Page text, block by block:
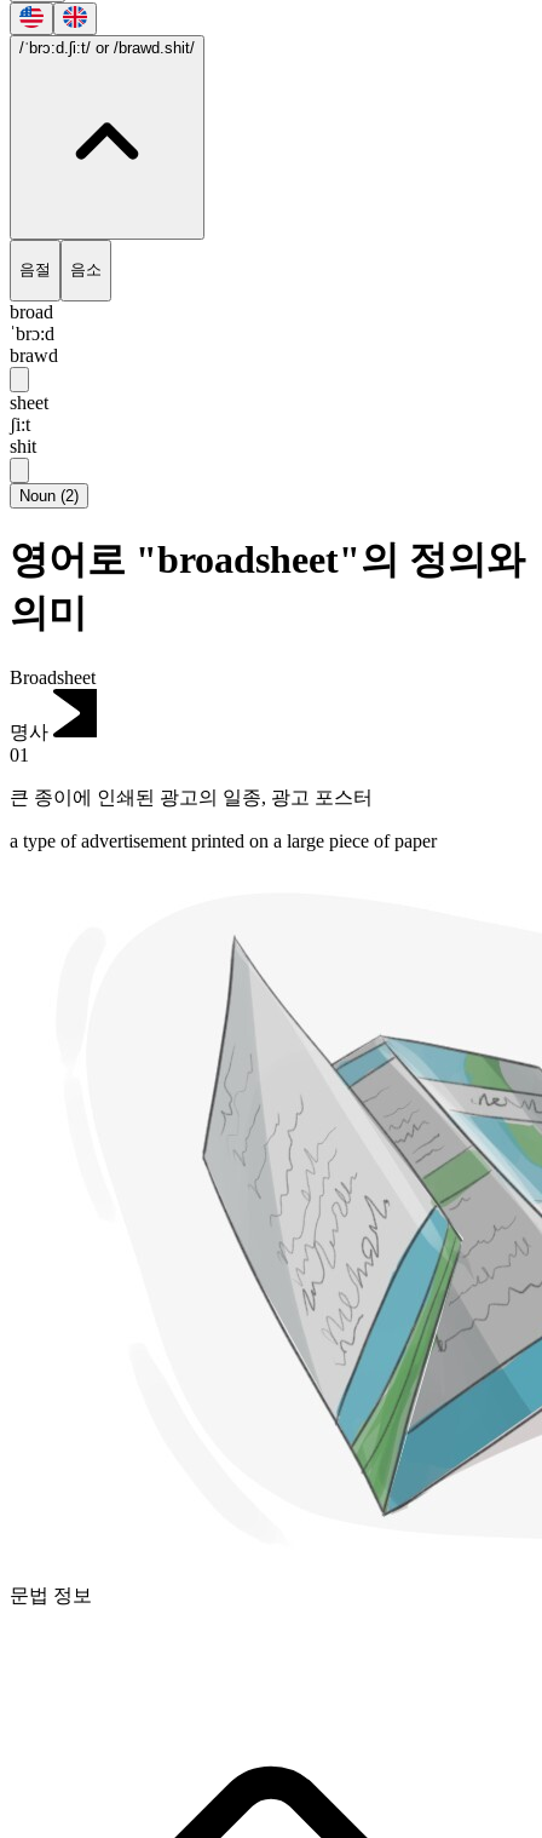
/ˈbrɔ:d.ʃi:t/ or /brawd.shit/
음절 음소
broad
ˈbrɔ:d
brawd
sheet
ʃi:t
shit
Noun (2)
영어로 "broadsheet"의 정의와
의미
Broadsheet
명사
01
큰 종이에 인쇄된 광고의 일종, 광고 포스터
a type of advertisement printed on a large piece of paper
문법 정보